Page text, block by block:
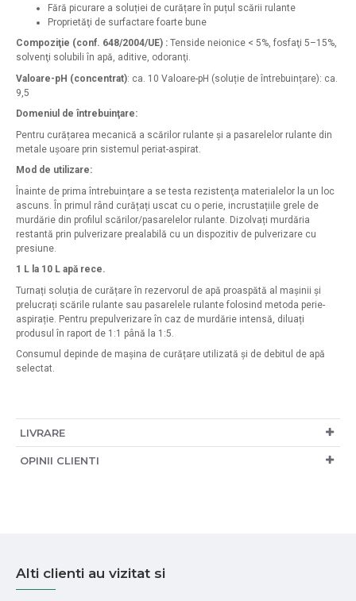
Fără picurare a soluției de curățare în puțul scării rulante
Proprietăţi de surfactare foarte bune
Compoziţie (conf. 648/2004/UE) : Tenside neionice < 5%, fosfaţi 5–15%,
solvenţi solubili în apă, aditive, odoranţi.
Valoare-pH (concentrat): ca. 10 Valoare-pH (soluție de întrebuințare): ca.
9,5
Domeniul de întrebuinţare:
Pentru curățarea mecanică a scărilor rulante și a pasarelelor rulante din
metale ușoare prin sistemul periat-aspirat.
Mod de utilizare:
Înainte de prima întrebuinţare a se testa rezistenţa materialelor la un loc
ascuns. În primul rând curățați uscat cu o perie, incrustațiile grele de
murdărie din profilul scărilor/pasarelelor rulante. Dizolvați murdăria
restantă prin pulverizare prealabilă cu un dispozitiv de pulverizare cu
presiune.
1 L la 10 L apă rece.
Turnați soluția de curățare în rezervorul de apă proaspătă al mașinii și
prelucrați scările rulante sau pasarelele rulante folosind metoda perie-
aspirație. Pentru prepulverizare în caz de murdărie intensă, diluați
produsul în raport de 1:1 până la 1:5.
Consumul depinde de mașina de curățare utilizată și de debitul de apă
selectat.
LIVRARE
OPINII CLIENTI
Alti clienti au vizitat si